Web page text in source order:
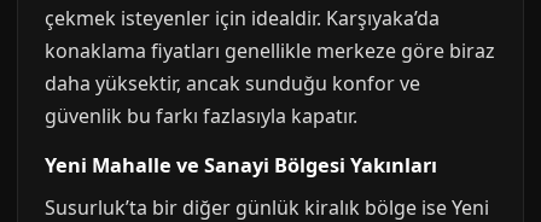
çekmek isteyenler için idealdir. Karşıyaka’da
konaklama fiyatları genellikle merkeze göre biraz
daha yüksektir, ancak sunduğu konfor ve
güvenlik bu farkı fazlasıyla kapatır.
Yeni Mahalle ve Sanayi Bölgesi Yakınları
Susurluk’ta bir diğer günlük kiralık bölge ise Yeni